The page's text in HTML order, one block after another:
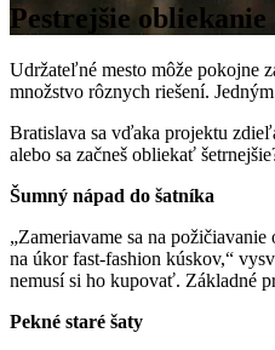
Pestrejšie
Udržateľné mesto môže pokojne
množstvo rôznych riešení.
Bratislava sa vďaka projektu
alebo sa začneš obliekať
Šumný nápad do šatníka
„Zameriavame sa na
na úkor fast-fashion kúskov,“
nemusí si ho kupovať. Základné
Pekné staré šaty